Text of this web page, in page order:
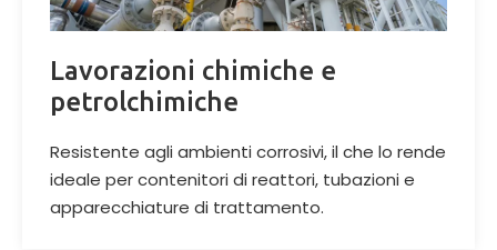
Lavorazioni chimiche e
petrolchimiche
Resistente agli ambienti corrosivi, il che lo rende
ideale per contenitori di reattori, tubazioni e
apparecchiature di trattamento.